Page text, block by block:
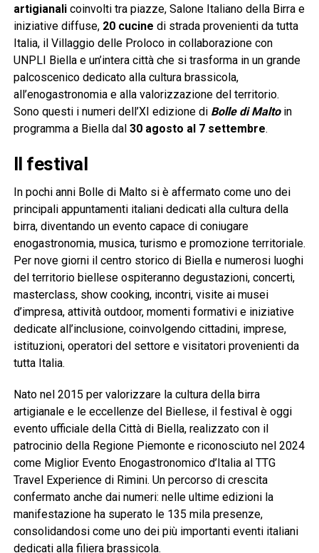
artigianalicoinvolti tra piazze, Salone Italiano della Birra e
iniziative diffuse,20 cucine di strada provenienti da tutta
Italia, il Villaggio delle Proloco in collaborazione con
UNPLI Biella e un’intera città che si trasforma in un grande
palcoscenico dedicato alla cultura brassicola,
all’enogastronomia e alla valorizzazione del territorio.
Sono questi i numeri dell’XI edizione di Bolle di Maltoin
programma a Biella dal 30 agosto al 7 settembre.
Il festival
In pochi anni Bolle di Malto si è affermato come uno dei
principali appuntamenti italiani dedicati alla cultura della
birra, diventando un evento capace di coniugare
enogastronomia, musica, turismo e promozione territoriale.
Per nove giorni il centro storico di Biella e numerosi luoghi
del territorio biellese ospiteranno degustazioni, concerti,
masterclass, show cooking, incontri, visite ai musei
d’impresa, attività outdoor, momenti formativi e iniziative
dedicate all’inclusione, coinvolgendo cittadini, imprese,
istituzioni, operatori del settore e visitatori provenienti da
tutta Italia.
Nato nel 2015 per valorizzare la cultura della birra
artigianale e le eccellenze del Biellese, il festival è oggi
evento ufficiale della Città di Biella, realizzato con il
patrocinio della Regione Piemonte e riconosciuto nel 2024
come Miglior Evento Enogastronomico d’Italia al TTG
Travel Experience di Rimini. Un percorso di crescita
confermato anche dai numeri: nelle ultime edizioni la
manifestazione ha superato le 135 mila presenze,
consolidandosi come uno dei più importanti eventi italiani
dedicati alla filiera brassicola.